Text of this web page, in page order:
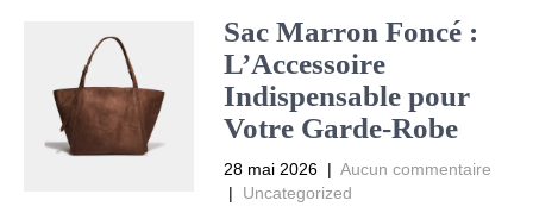
Sac Marron Foncé :
L’Accessoire
Indispensable pour
Votre Garde-Robe
28 mai 2026 | Aucun commentaire
| Uncategorized